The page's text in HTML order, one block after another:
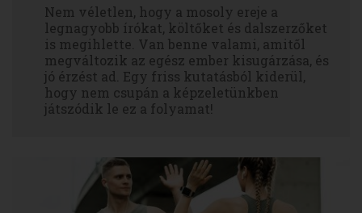
Nem véletlen, hogy a mosoly ereje a
legnagyobb írókat, költőket és dalszerzőket
is megihlette. Van benne valami, amitől
megváltozik az egész ember kisugárzása, és
jó érzést ad. Egy friss kutatásból kiderül,
hogy nem csupán a képzeletünkben
játszódik le ez a folyamat!